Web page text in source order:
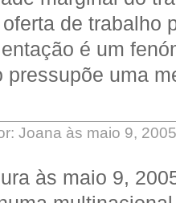
de trabalho
é um
pressupõe uma
Joana às maio 9,
às maio 9,